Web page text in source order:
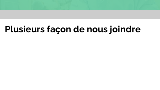
Plusieurs façon de nous joindre